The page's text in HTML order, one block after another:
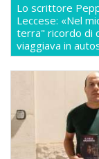
Lo scrittore
Leccese: «Nel
terra" ricordo di
viaggiava in